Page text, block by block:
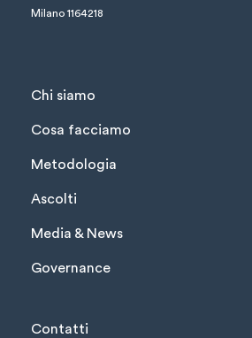
Milano 1164218
Chi siamo
Cosa facciamo
Metodologia
Ascolti
Media & News
Governance
Contatti